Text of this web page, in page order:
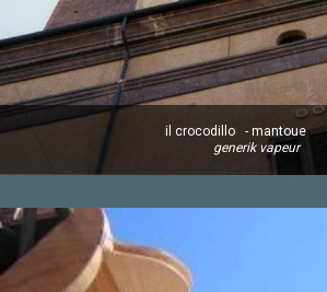
il crocodillo - mantoue
generik vapeur